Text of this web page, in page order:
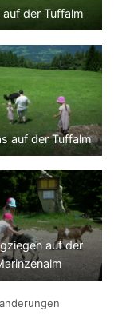
auf der Tuffalm
auf der Tuffalm
auf der